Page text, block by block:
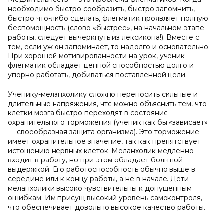
необходимо быстро сообразить, быстро запомнить,
быстро что-либо сделать, флегматик проявляет полную
беспомощность (слово «быстрее», на начальном этапе
работы, следует вычеркнуть из лексикона!). Вместе с
тем, если уж он запоминает, то надолго и основательно.
При хорошей мотивированности на урок, ученик-
флегматик обладает ценной способностью долго и
упорно работать, добиваться поставленной цели.
Ученику-меланхолику сложно переносить сильные и
длительные напряжения, что можно объяснить тем, что
клетки мозга быстро переходят в состояние
охранительного торможения (ученик как бы «зависает»
— своеобразная защита организма). Это торможение
имеет охранительное значение, так как препятствует
истощению нервных клеток. Меланхолик медленно
входит в работу, но при этом обладает большой
выдержкой. Его работоспособность обычно выше в
середине или к концу работы, а не в начале. Дети-
меланхолики высоко чувствительны к допущенным
ошибкам. Им присущ высокий уровень самоконтроля,
что обеспечивает довольно высокое качество работы.